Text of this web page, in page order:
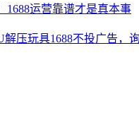
1688运营靠谱才是真本事
压玩具1688不投广告，